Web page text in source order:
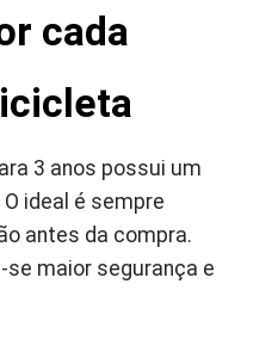
cada
3 anos possui um
ideal é sempre
antes da compra.
se maior segurança e